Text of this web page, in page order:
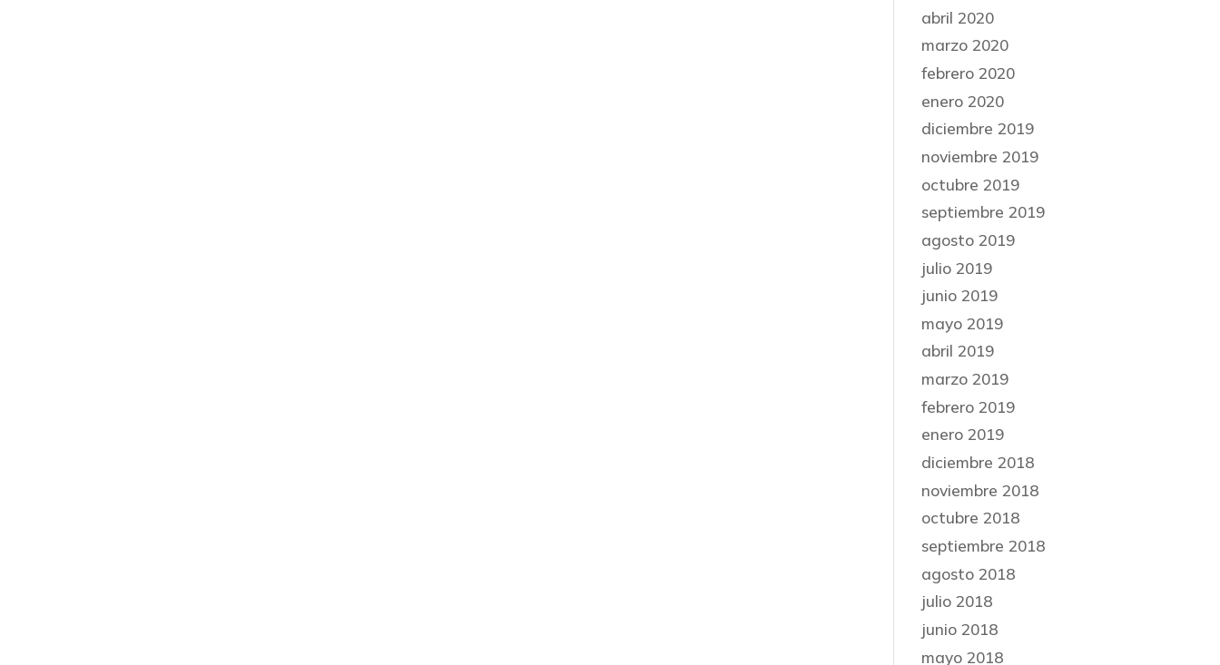
abril 2020
marzo 2020
febrero 2020
enero 2020
diciembre 2019
noviembre 2019
octubre 2019
septiembre 2019
agosto 2019
julio 2019
junio 2019
mayo 2019
abril 2019
marzo 2019
febrero 2019
enero 2019
diciembre 2018
noviembre 2018
octubre 2018
septiembre 2018
agosto 2018
julio 2018
junio 2018
mayo 2018